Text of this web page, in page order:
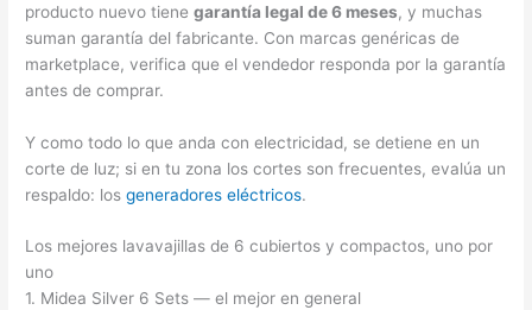
producto nuevo tienegarantía legal de 6 meses, y muchas
suman garantía del fabricante. Con marcas genéricas de
marketplace, verifica que el vendedor responda por la garantía
antes de comprar.
Y como todo lo que anda con electricidad, se detiene en un
corte de luz; si en tu zona los cortes son frecuentes, evalúa un
respaldo: losgeneradores eléctricos.
Los mejores lavavajillas de 6 cubiertos y compactos, uno por
uno
1. Midea Silver 6 Sets — el mejor en general